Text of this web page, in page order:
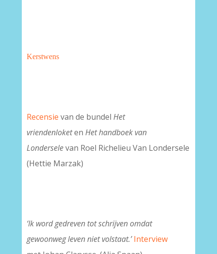
Kerstwens
Recensie van de bundel Het
vriendenloketen Het handboek van
Londerselevan Roel Richelieu Van Londersele
(Hettie Marzak)
‘Ik word gedreven tot schrijven omdat
gewoonweg leven niet volstaat.’Interview